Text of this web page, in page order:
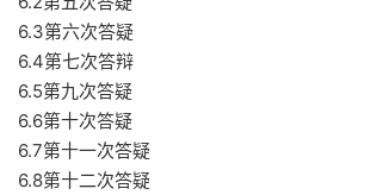
6.3第六次答疑
6.4第七次答辩
6.5第九次答疑
6.6第十次答疑
6.7第十一次答疑
6.8第十二次答疑